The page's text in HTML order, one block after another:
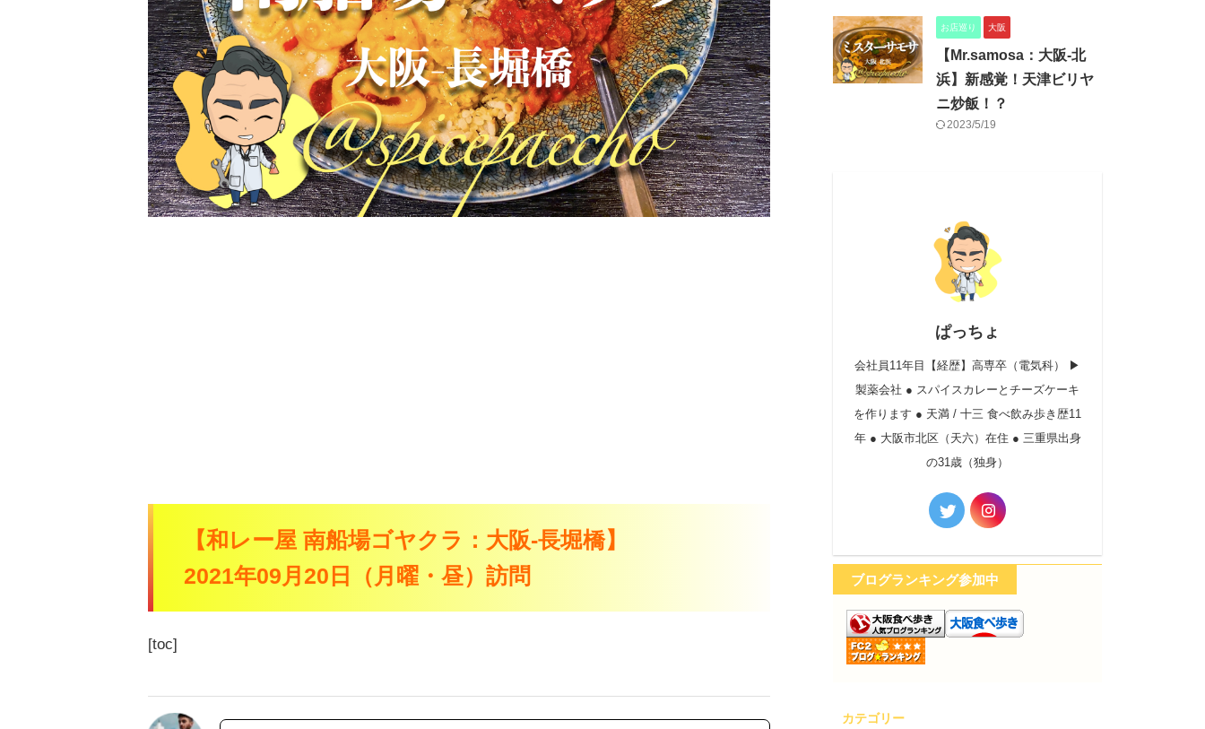
【和レー屋 南船場ゴヤクラ：大阪-長堀橋】
2021年09月20日（月曜・昼）訪問
[toc]
お店巡り 大阪
【Mr.samosa：大阪-北
浜】新感覚！天津ビリヤ
ニ炒飯！？
2023/5/19
ぱっちょ
会社員11年目【経歴】高専卒（電気科） ▶︎
製薬会社 ● スパイスカレーとチーズケーキ
を作ります ● 天満 / 十三 食べ飲み歩き歴11
年 ● 大阪市北区（天六）在住 ● 三重県出身
の31歳（独身）
ブログランキング参加中
カテゴリー